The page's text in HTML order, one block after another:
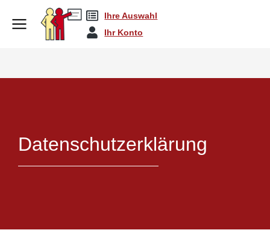
Ihre Auswahl
Ihr Konto
Datenschutzerklärung